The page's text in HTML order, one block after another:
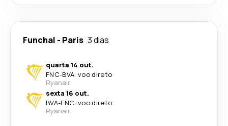
Funchal - Paris 3 dias
quarta 14 out.
FNC-BVA· voo direto
Ryanair
sexta 16 out.
BVA-FNC· voo direto
Ryanair